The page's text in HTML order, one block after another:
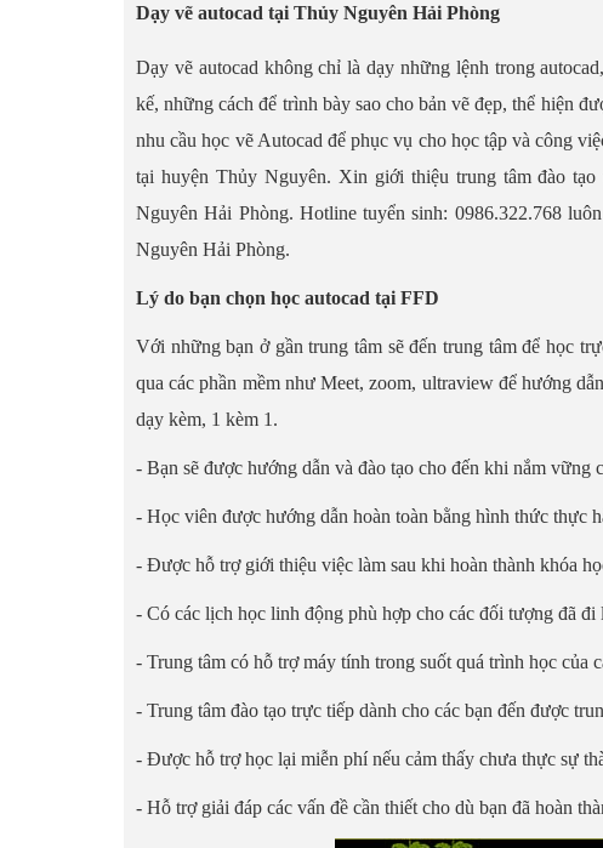
Dạy vẽ autocad tại Thủy Nguyên Hải Phòng
Dạy vẽ autocad không chỉ là dạy những lệnh trong
kế, những cách để trình bày sao cho bản vẽ đẹp, thể hiện
nhu cầu học vẽ Autocad để phục vụ cho học tập và công
tại huyện Thủy Nguyên. Xin giới thiệu trung tâm đào
Nguyên Hải Phòng. Hotline tuyển sinh: 0986.322.768
Nguyên Hải Phòng.
Lý do bạn chọn học autocad tại FFD
Với những bạn ở gần trung tâm sẽ đến trung tâm để học
qua các phần mềm như Meet, zoom, ultraview để hướng
dạy kèm, 1 kèm 1.
- Bạn sẽ được hướng dẫn và đào tạo cho đến khi nắm vững
- Học viên được hướng dẫn hoàn toàn bằng hình thức thực
- Được hỗ trợ giới thiệu việc làm sau khi hoàn thành khóa
- Có các lịch học linh động phù hợp cho các đối tượng đã đi
- Trung tâm có hỗ trợ máy tính trong suốt quá trình học của
- Trung tâm đào tạo trực tiếp dành cho các bạn đến được
- Được hỗ trợ học lại miễn phí nếu cảm thấy chưa thực sự
- Hỗ trợ giải đáp các vấn đề cần thiết cho dù bạn đã hoàn